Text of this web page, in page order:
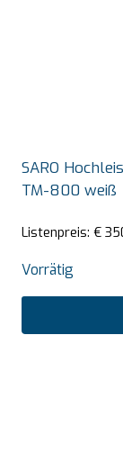
SARO
TM-800 weiß
Listenpreis: €
Vorrätig